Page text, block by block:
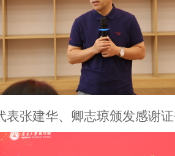
表张建华、卿志琼颁发感谢